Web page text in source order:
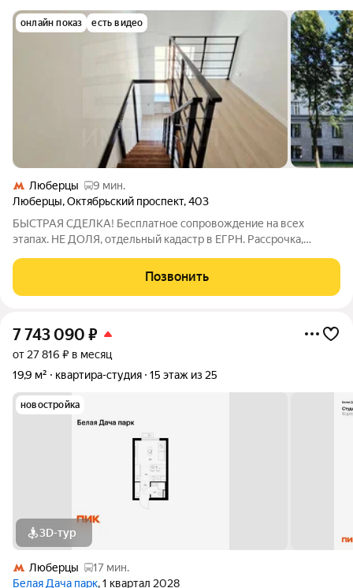
онлайн показ есть видео
Люберцы
9 мин.
Люберцы,Октябрьский проспект,403
БЫСТРАЯ СДЕЛКА! Бесплатное сопровождение на всех
этапах. НЕ ДОЛЯ, отдельный кадастр в ЕГРН. Рассрочка,
уют, стильные и современные
Позвонить
7 743 090 ₽
от 27 816 ₽ в месяц
19,9 м²
квартира-студия 15 этаж из 25
новостройка
3D-тур
Люберцы
17 мин.
Белая Дача парк, 1 квартал 2028